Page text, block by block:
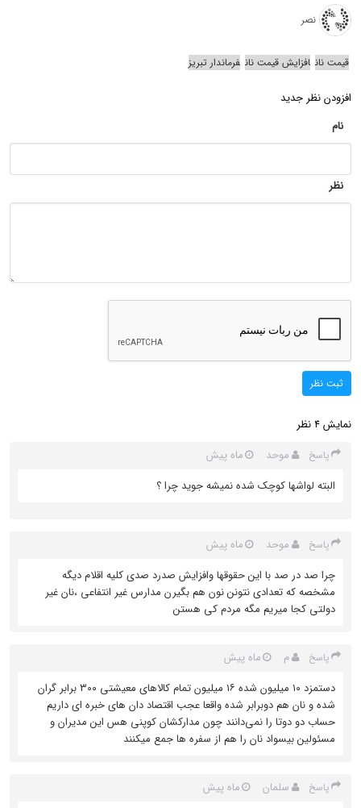
نصر
قیمت نان افزایش قیمت نان فرماندار تبریز
افزودن نظر جدید
نام
نظر
ثبت نظر
نمایش 4 نظر
پاسخ موحد
ماه پیش
البته لواشها کوچک شده نمیشه جوید چرا ؟
پاسخ موحد
ماه پیش
چرا صد در صد با این حقوقها وافزایش صدرد صدی کلیه اقلام دیگه
مشخصه که تعدادی نتونن نون هم بگیرن مدارس غیر انتفاعی ،نان غیر
دولتی کجا میریم مگه مردم کی هستن
پاسخ م
ماه پیش
دستمزد ۱۰ میلیون شده ۱۶ میلیون تمام کالاهای معیشتی ۳۰۰ برابر گران
شده و نان هم دوبرابر شده واقعا عجب اقتصاد دان های خبره ای داریم
حساب دو دوتا را نمی‌دانند چون مدارکشان کوپنی هس این مدیران و
مسئولین بیسواد نان را هم از سفره ها جمع میکنند
پاسخ سلمان
ماه پیش